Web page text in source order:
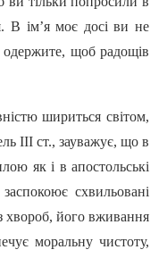
В ім’я моє досі ви не
щоб радощів
шириться світом,
III ст., зауважує, що в
як i в апостольські
схвильовані
хвороб, його вживання
моральну чистоту,